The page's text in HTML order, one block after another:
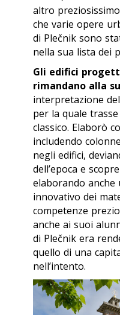
altro
che varie opere
di Plečnik sono
nella sua lista dei
Gli edifici
rimandano alla
interpretazione
per la quale
classico. Elaborò
includendo
negli edifici,
dell’epoca e
elaborando
innovativo dei
competenze
anche ai suoi
di Plečnik era
quello di una
nell’intento.